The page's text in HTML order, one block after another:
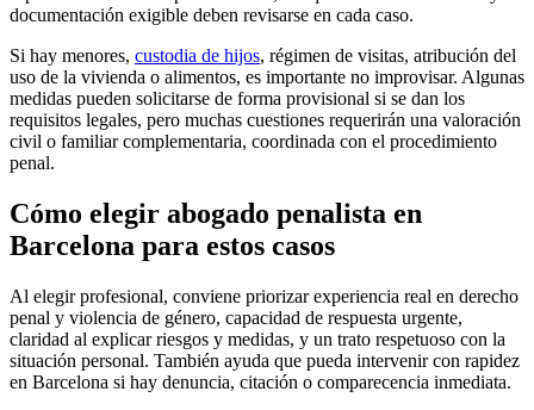
documentación exigible deben revisarse en cada caso.
Si hay menores, custodia de hijos, régimen de visitas, atribución del
uso de la vivienda o alimentos, es importante no improvisar. Algunas
medidas pueden solicitarse de forma provisional si se dan los
requisitos legales, pero muchas cuestiones requerirán una valoración
civil o familiar complementaria, coordinada con el procedimiento
penal.
Cómo elegir abogado penalista en
Barcelona para estos casos
Al elegir profesional, conviene priorizar experiencia real en derecho
penal y violencia de género, capacidad de respuesta urgente,
claridad al explicar riesgos y medidas, y un trato respetuoso con la
situación personal. También ayuda que pueda intervenir con rapidez
en Barcelona si hay denuncia, citación o comparecencia inmediata.